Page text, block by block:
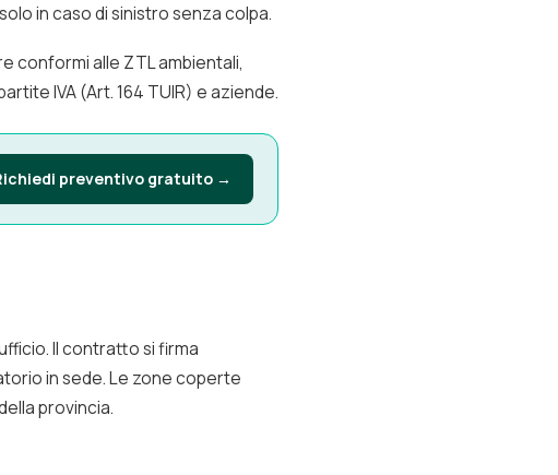
in caso di sinistro senza colpa.
conformi alle ZTL ambientali,
IVA (Art. 164 TUIR) e aziende.
preventivo gratuito →
Il contratto si firma
in sede. Le zone coperte
provincia.